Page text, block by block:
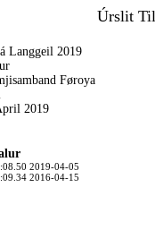
Úrslit
Langgeil 2019
Føroya
2019
2019-04-05
2016-04-15